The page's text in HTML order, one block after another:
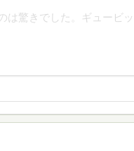
は驚きでした。ギュービ